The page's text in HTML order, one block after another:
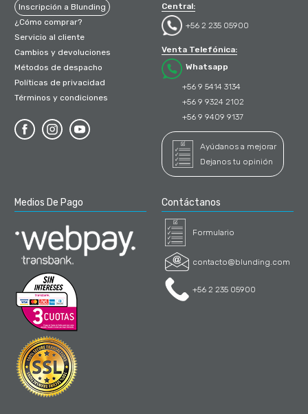
Inscripción a Blunding
¿Cómo comprar?
Servicio al cliente
Cambios y devoluciones
Métodos de despacho
Políticas de privacidad
Términos y condiciones
Central:
+56 2 235 05900
Venta Telefónica:
Whatsapp
+56 9 5414 3134
+56 9 9324 2102
+56 9 9409 9137
Ayúdanos a mejorar
Dejanos tu opinión
Medios De Pago Contáctanos
Formulario
contacto@blunding.com
+56 2 235 05900